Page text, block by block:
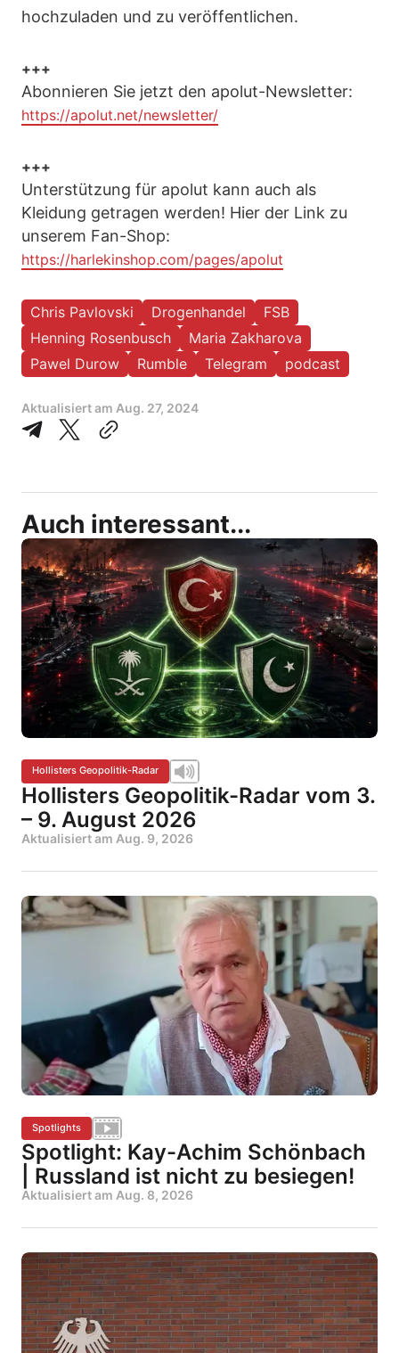
hochzuladen und zu veröffentlichen.
+++
Abonnieren Sie jetzt den apolut-Newsletter:
https://apolut.net/newsletter/
+++
Unterstützung für apolut kann auch als
Kleidung getragen werden! Hier der Link zu
unserem Fan-Shop:
https://harlekinshop.com/pages/apolut
Chris Pavlovski Drogenhandel
FSB
Henning Rosenbusch
Maria Zakharova
Pawel Durow
Rumble Telegram podcast
Aktualisiert am Aug. 27, 2024
Auch interessant...
Hollisters Geopolitik-Radar
Hollisters Geopolitik-Radar vom 3.
– 9. August 2026
Aktualisiert am Aug. 9, 2026
Spotlights
Spotlight: Kay-Achim Schönbach
| Russland ist nicht zu besiegen!
Aktualisiert am Aug. 8, 2026